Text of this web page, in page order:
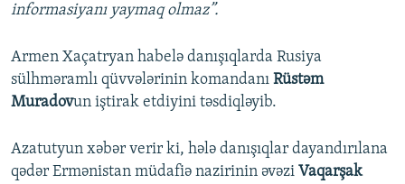
informasiyanı yaymaq olmaz”.
Armen Xaçatryan habelə danışıqlarda Rusiya
sülhməramlı qüvvələrinin komandanı Rüstəm
Muradovun iştirak etdiyini təsdiqləyib.
Azatutyun xəbər verir ki, hələ danışıqlar dayandırılana
qədər Ermənistan müdafiə nazirinin əvəzi Vaqarşak